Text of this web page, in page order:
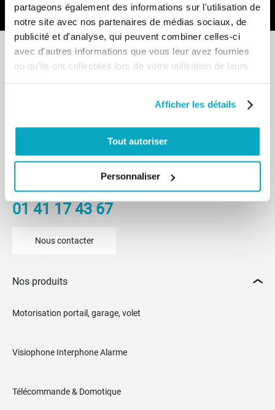
partageons également des informations sur l'utilisation de
notre site avec nos partenaires de médias sociaux, de
publicité et d'analyse, qui peuvent combiner celles-ci
avec d'autres informations que vous leur avez fournies
ou qu'ils ont collectées lors de votre utilisation de leurs
Afficher les détails
Tout autoriser
Personnaliser
92220 BAGNEUX
De 8h30 à 12h30 et de 14h à 18h
01 41 17 43 67
Nous contacter
Nos produits
Motorisation portail, garage, volet
Visiophone Interphone Alarme
Télécommande & Domotique